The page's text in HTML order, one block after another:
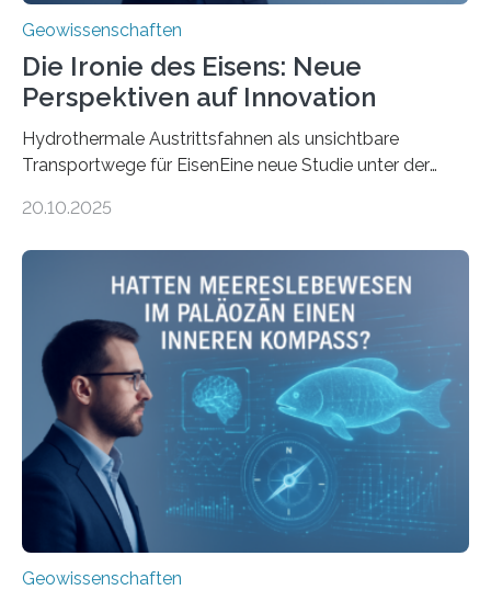
Geowissenschaften
Die Ironie des Eisens: Neue
Perspektiven auf Innovation
Hydrothermale Austrittsfahnen als unsichtbare
Transportwege für EisenEine neue Studie unter der
Umweltwissenschaften der Universität Bremen –
Meeresboden die Eisenverfügbarkeit und den globalen
Stoffkreislauf im Ozean prägen. Die Überblicksstudie
mit dem Titel „Iron’s Irony“ ist in Communications Earth
& Environment erschienen. Die Studie fasst bestehende
Forschungsergebnisse zusammen und interpretiert sie
neu, um zu erklären, wie Eisen, das aus hydrothermalen
Systemen freigesetzt wird, über ganze Ozeanbecken
transportiert werden kann. „Das…
20.10.2025
Geowissenschaften